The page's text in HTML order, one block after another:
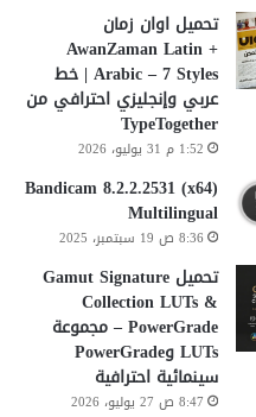
تحميل اوان زمان
AwanZaman Latin +
Arabic – 7 Styles | خط
عربي وإنجليزي احترافي من
TypeTogether
1:52 م 31 يوليو، 2026
Bandicam 8.2.2.2531 (x64)
Multilingual
8:36 ص 19 سبتمبر، 2025
تحميل Gamut Signature
Collection LUTs &
PowerGrade – مجموعة
LUTs وPowerGrade
سينمائية احترافية
8:47 ص 27 يوليو، 2026